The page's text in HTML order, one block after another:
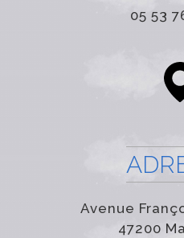
05 53
Avenue
47200